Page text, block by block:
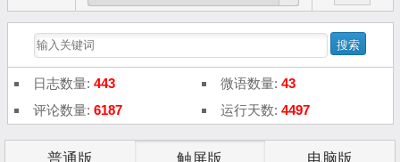
日志数量: 443 微语数量: 43
评论数量: 6187 运行天数: 4497
普通版 触屏版 电脑版